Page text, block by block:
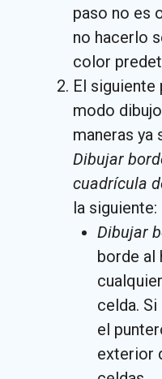
paso no es
no hacerlo
color
El siguiente
modo
maneras ya
Dibujar
cuadrícula
la siguiente:
Dibujar
borde al
celda.
el
exterior